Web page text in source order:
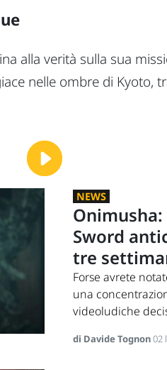
alla verità sulla sua
nelle ombre di Kyoto,
NEWS
Sword
tre
Forse avrete
una
videoludiche
di Davide Tognon02